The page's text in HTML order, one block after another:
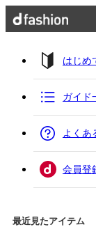
はじめ
ガイド
よくあ
会員登
最近見たアイテム